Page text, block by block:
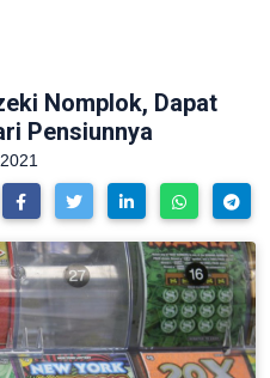
Nomplok, Dapat
Pensiunnya